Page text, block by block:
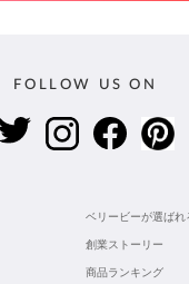
FOLLOW US ON
ベリービーが選ばれ
創業ストーリー
商品ランキング